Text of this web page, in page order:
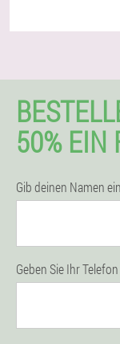
50% EIN
Gib deinen Namen ein
Geben Sie Ihr